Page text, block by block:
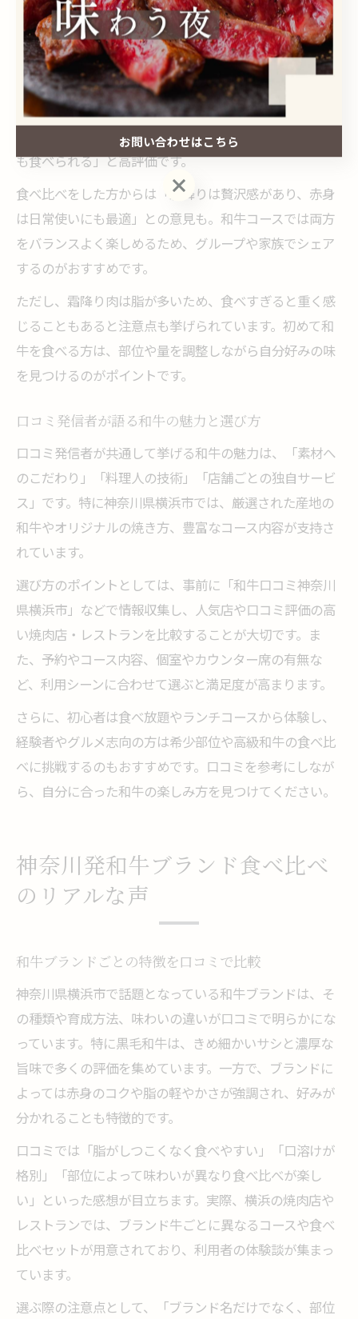
和牛の霜降りと赤身の味の感想まとめ
和牛の霜降りと赤身、それぞれの魅力は口コミでも明確
に分かれています。霜降り肉は「脂の甘みととろける食
感」「一口で幸せになれる」と絶賛される一方、赤身肉
は「肉本来の旨味が濃い」「さっぱりしていていくらで
も食べられる」と高評価です。
食べ比べをした方からは「霜降りは贅沢感があり、赤身
は日常使いにも最適」との意見も。和牛コースでは両方
をバランスよく楽しめるため、グループや家族でシェア
するのがおすすめです。
ただし、霜降り肉は脂が多いため、食べすぎると重く感
じることもあると注意点も挙げられています。初めて和
牛を食べる方は、部位や量を調整しながら自分好みの味
を見つけるのがポイントです。
口コミ発信者が語る和牛の魅力と選び方
口コミ発信者が共通して挙げる和牛の魅力は、「素材へ
のこだわり」「料理人の技術」「店舗ごとの独自サービ
ス」です。特に神奈川県横浜市では、厳選された産地の
和牛やオリジナルの焼き方、豊富なコース内容が支持さ
れています。
選び方のポイントとしては、事前に「和牛口コミ神奈川
県横浜市」などで情報収集し、人気店や口コミ評価の高
い焼肉店・レストランを比較することが大切です。ま
た、予約やコース内容、個室やカウンター席の有無な
ど、利用シーンに合わせて選ぶと満足度が高まります。
さらに、初心者は食べ放題やランチコースから体験し、
経験者やグルメ志向の方は希少部位や高級和牛の食べ比
べに挑戦するのもおすすめです。口コミを参考にしなが
ら、自分に合った和牛の楽しみ方を見つけてください。
神奈川発和牛ブランド食べ比べ
のリアルな声
和牛ブランドごとの特徴を口コミで比較
神奈川県横浜市で話題となっている和牛ブランドは、そ
の種類や育成方法、味わいの違いが口コミで明らかにな
っています。特に黒毛和牛は、きめ細かいサシと濃厚な
旨味で多くの評価を集めています。一方で、ブランドに
よっては赤身のコクや脂の軽やかさが強調され、好みが
分かれることも特徴的です。
口コミでは「脂がしつこくなく食べやすい」「口溶けが
格別」「部位によって味わいが異なり食べ比べが楽し
い」といった感想が目立ちます。実際、横浜の焼肉店や
レストランでは、ブランド牛ごとに異なるコースや食べ
比べセットが用意されており、利用者の体験談が集まっ
ています。
選ぶ際の注意点として、「ブランド名だけでなく、部位
お問い合わせはこちら
お問い合わせはこちら